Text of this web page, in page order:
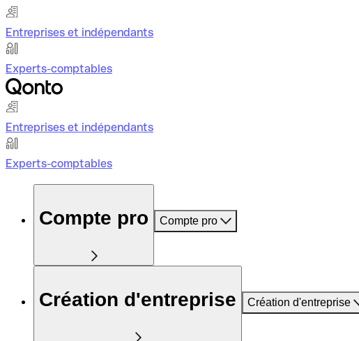
Entreprises et indépendants
Experts-comptables
Entreprises et indépendants
Experts-comptables
Compte pro Compte pro
Création d'entreprise Création d'entreprise